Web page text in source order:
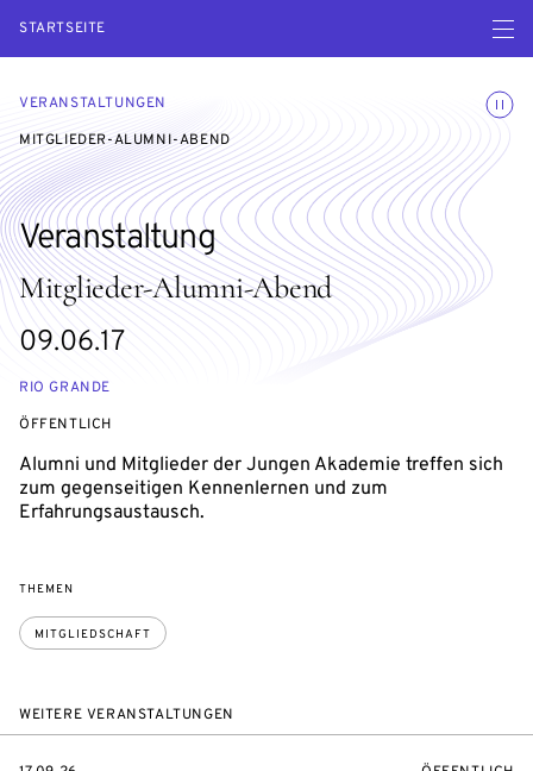
STARTSEITE Menü
VERANSTALTUNGEN
MITGLIEDER-ALUMNI-ABEND
Mitglieder-Alumni-Abend
Veranstaltung
eventBeginsOn
09.06.17
RIO GRANDE
VERANSTALTUNGSZUGANG:
ÖFFENTLICH
Alumni und Mitglieder der Jungen Akademie treffen sich
zum gegenseitigen Kennenlernen und zum
Erfahrungsaustausch.
THEMEN
MITGLIEDSCHAFT
WEITERE VERANSTALTUNGEN